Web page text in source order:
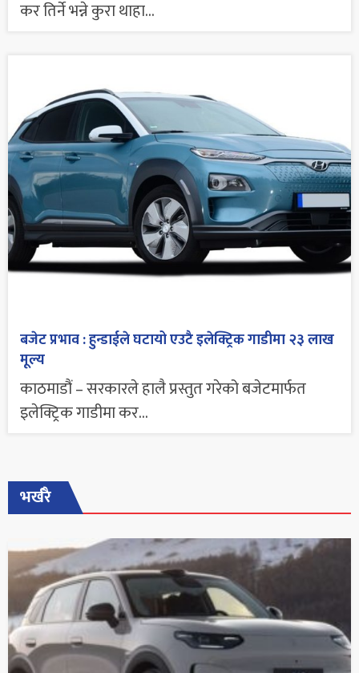
कर तिर्ने भन्ने कुरा थाहा...
बजेट प्रभाव : हुन्डाईले घटायो एउटै इलेक्ट्रिक गाडीमा २३ लाख
मूल्य
काठमाडौं – सरकारले हालै प्रस्तुत गरेको बजेटमार्फत
इलेक्ट्रिक गाडीमा कर...
भर्खरै